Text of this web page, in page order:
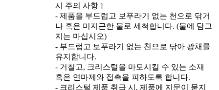
시 주의 사항 ]
- 제품을 부드럽고 보푸라기 없는 천으로 닦거
나 혹은 미지근한 물로 세척합니다. (물에 담그
지는 마십시오)
- 부드럽고 보푸라기 없는 천으로 닦아 광채를
유지합니다.
- 거칠고, 크리스털을 마모시킬 수 있는 소재
혹은 연마제와 접촉을 피하도록 합니다.
- 크리스털 제품 취급 시, 제품에 지문이 묻지